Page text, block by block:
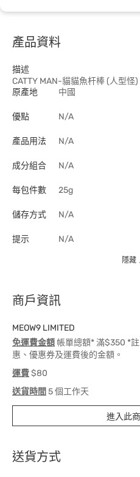
產品資料
描述
CATTY MAN-貓貓魚杆棒 (人型怪)
原產地
中國
優點 N/A
產品用法 N/A
成分組合 N/A
每包件數 25g
儲存方式 N/A
提示 N/A
隱藏
商戶資訊
MEOW9 LIMITED
免運費金額 帳單總額* 滿$350 *
惠、優惠券及運費後的金額。
運費$80
送貨時間 5 個工作天
進入此
送貨方式